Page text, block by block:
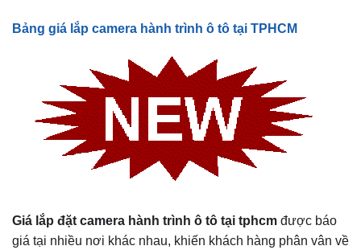
Bảng giá lắp camera hành trình ô tô tại TPHCM
Giá lắp đặt camera hành trình ô tô tại tphcm được báo
giá tại nhiều nơi khác nhau, khiến khách hàng phân vân về